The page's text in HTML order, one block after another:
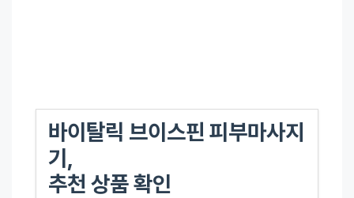
바이탈릭 브이스핀 피부마사지
기,
추천 상품 확인